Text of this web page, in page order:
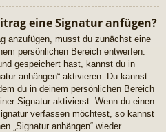
eine Signatur anfügen?
anzufügen, musst du zunächst eine
persönlichen Bereich entwerfen.
gespeichert hast, kannst du in
anhängen“ aktivieren. Du kannst
du in deinem persönlichen Bereich
Signatur aktivierst. Wenn du einen
verfassen möchtest, so kannst
„Signatur anhängen“ wieder